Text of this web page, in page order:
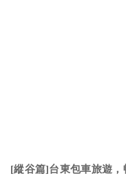
[縱谷篇]台東包車旅遊